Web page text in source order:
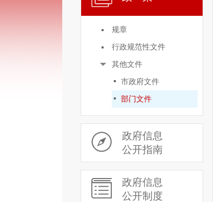
规章
行政规范性文件
其他文件
市政府文件
部门文件
政府信息
公开指南
政府信息
公开制度